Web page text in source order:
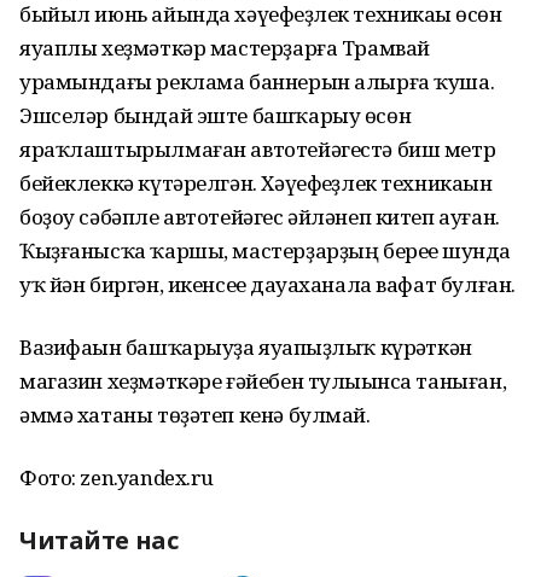
быйыл июнь айында хәүефһеҙлек техникаһы өсөн
яуаплы хеҙмәткәр мастерҙарға Трамвай
урамындағы реклама баннерын алырға ҡуша.
Эшселәр бындай эште башҡарыу өсөн
яраҡлаштырылмаған автотейәгестә биш метр
бейеклеккә күтәрелгән. Хәүефһеҙлек техникаһын
боҙоу сәбәпле автотейәгес әйләнеп китеп ауған.
Ҡыҙғанысҡа ҡаршы, мастерҙарҙың береһе шунда
уҡ йән биргән, икенсеһе дауаханала вафат булған.
Вазифаһын башҡарыуҙа яуапһыҙлыҡ күрһәткән
магазин хеҙмәткәре ғәйебен тулыһынса таныған,
әммә хатаны төҙәтеп кенә булмай.
Фото: zen.yandex.ru
Читайте нас